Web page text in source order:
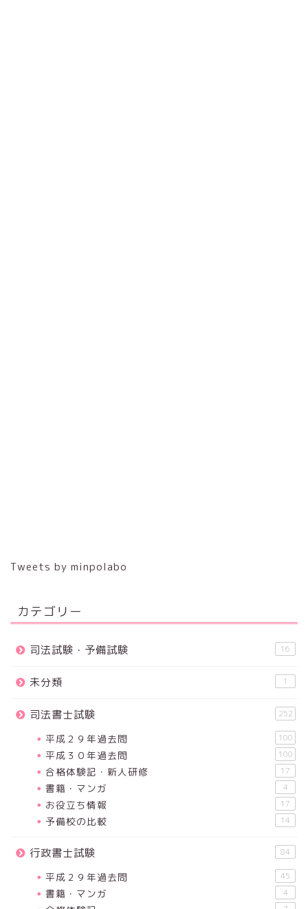
Tweets by minpolabo
カテゴリー
司法試験・予備試験 16
未分類 1
司法書士試験 252
平成２９年過去問 100
平成３０年過去問 100
合格体験記・新人研修 17
書籍・マンガ 4
お役立ち情報 17
予備校の比較 14
行政書士試験 84
平成２９年過去問 45
書籍・マンガ 4